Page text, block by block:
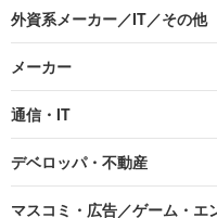
外資系メーカー／IT／その他
メーカー
通信・IT
デベロッパ・不動産
マスコミ・広告／ゲーム・エ